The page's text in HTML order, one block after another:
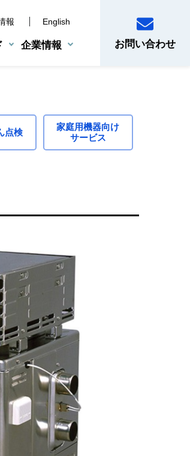
テムサポート体制
企業情報 お問い合わせ
報 English
点検
イムスタンプ）について
家庭用機器向け
サービス